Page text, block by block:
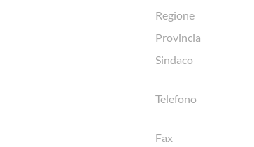
Regione
Provincia
Sindaco
Telefono
Fax